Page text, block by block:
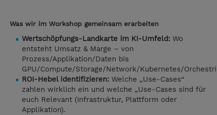
Was wir im Workshop gemeinsam erarbeiten
Wertschöpfungs-Landkarte im KI-Umfeld: Wo
entsteht Umsatz & Marge – von
Prozess/Applikation/Daten bis
GPU/Compute/Storage/Network/Kubernetes/
ROI-Hebel identifizieren: Welche „Use-Cases“
zahlen wirklich ein und welche „Use-Cases sind für
euch Relevant (Infrastruktur, Plattform oder
Applikation).